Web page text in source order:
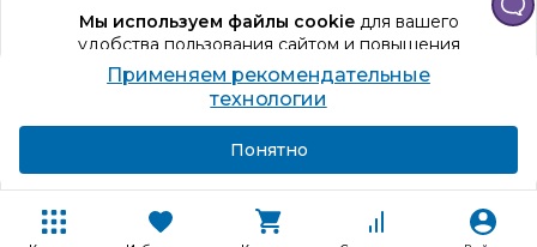
Мы используем файлы cookieдля вашего
удобства пользования сайтом и повышения
качества рекомендаций.
Продолжая использование сайта, вы даете
согласие на обработку персональных данных
Офис Санкт‑Петербург
Оформление заказа
Покупателям
Применяем рекомендательные
технологии
Понятно